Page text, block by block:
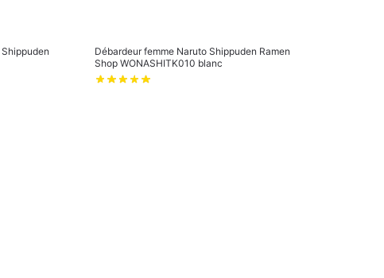
Débardeur femme Naruto Shippuden Ramen
Shop WONASHITK010 blanc